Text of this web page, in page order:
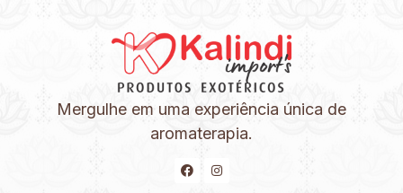
Mergulhe em uma experiência única de
aromaterapia.